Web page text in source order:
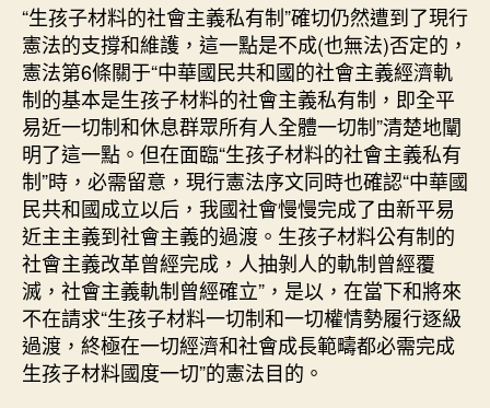
“生孩子材料的社會主義私有制”確切仍然遭到了現行
憲法的支撐和維護，這一點是不成(也無法)否定的，
憲法第6條關于“中華國民共和國的社會主義經濟軌
制的基本是生孩子材料的社會主義私有制，即全平
易近一切制和休息群眾所有人全體一切制”清楚地闡
明了這一點。但在面臨“生孩子材料的社會主義私有
制”時，必需留意，現行憲法序文同時也確認“中華國
民共和國成立以后，我國社會慢慢完成了由新平易
近主主義到社會主義的過渡。生孩子材料公有制的
社會主義改革曾經完成，人抽剝人的軌制曾經覆
滅，社會主義軌制曾經確立”，是以，在當下和將來
不在請求“生孩子材料一切制和一切權情勢履行逐級
過渡，終極在一切經濟和社會成長範疇都必需完成
生孩子材料國度一切”的憲法目的。